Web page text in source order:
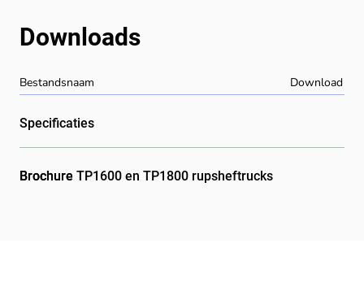
Bestandsnaam Download
Downloads
Specificaties
Brochure
Brochure TP1600 en TP1800 rupsheftrucks